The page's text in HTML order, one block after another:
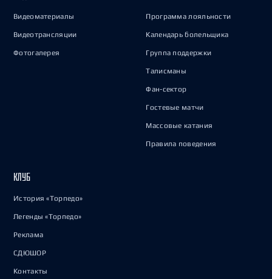
Видеоматериалы
Видеотрансляции
Фотогалерея
Программа лояльности
Календарь болельщика
Группа поддержки
Талисманы
Фан-сектор
Гостевые матчи
Массовые катания
Правила поведения
КЛУБ
История «Торпедо»
Легенды «Торпедо»
Реклама
СДЮШОР
Контакты